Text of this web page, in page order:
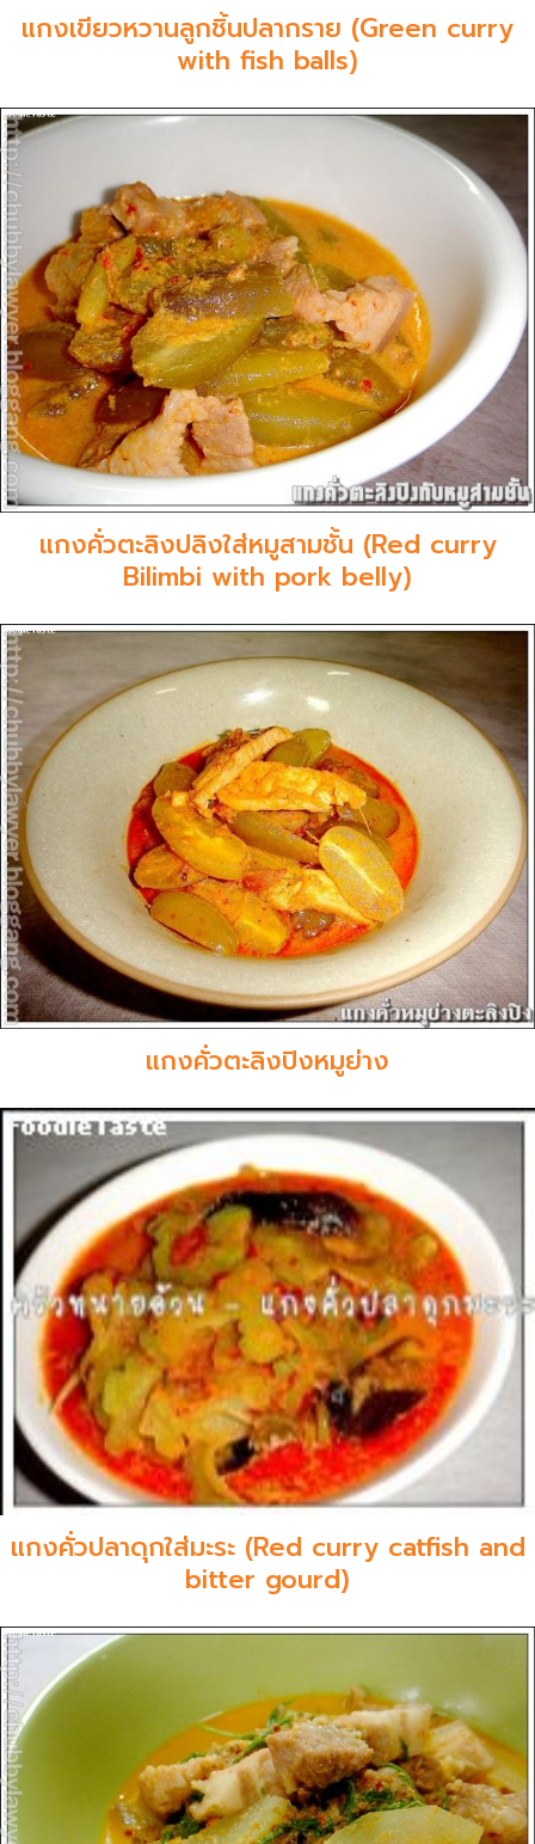
แกงเขียวหวานลูกชิ้นปลากราย (Green curry
with fish balls)
แกงคั่วตะลิงปลิงใส่หมูสามชั้น (Red curry
Bilimbi with pork belly)
แกงคั่วตะลิงปิงหมูย่าง
แกงคั่วปลาดุกใส่มะระ (Red curry catfish and
bitter gourd)